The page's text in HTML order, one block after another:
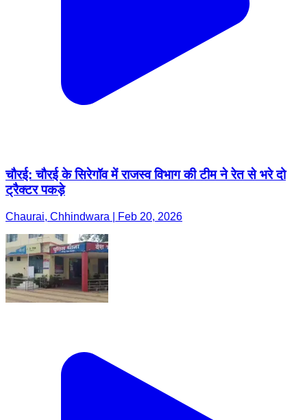
चौरई: चौरई के सिरेगॉव में राजस्व विभाग की टीम ने रेत से भरे दो
ट्रैक्टर पकड़े
Chaurai, Chhindwara | Feb 20, 2026